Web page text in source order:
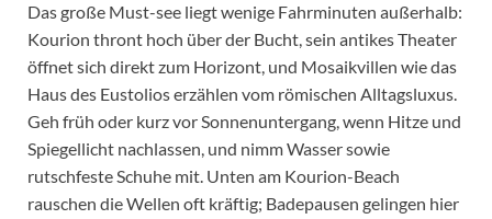
Das große Must-see liegt wenige Fahrminuten außerhalb:
Kourion thront hoch über der Bucht, sein antikes Theater
öffnet sich direkt zum Horizont, und Mosaikvillen wie das
Haus des Eustolios erzählen vom römischen Alltagsluxus.
Geh früh oder kurz vor Sonnenuntergang, wenn Hitze und
Spiegellicht nachlassen, und nimm Wasser sowie
rutschfeste Schuhe mit. Unten am Kourion-Beach
rauschen die Wellen oft kräftig; Badepausen gelingen hier